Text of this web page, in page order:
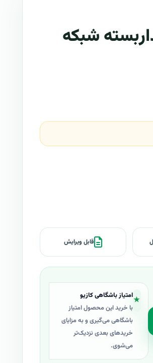
شبکه
قابل ویرایش
★امتیاز باشگاهی کازیو
با خرید این محصول امتیاز
باشگاهی می‌گیری و به مزایای
خریدهای بعدی نزدیک‌تر
می‌شوی.